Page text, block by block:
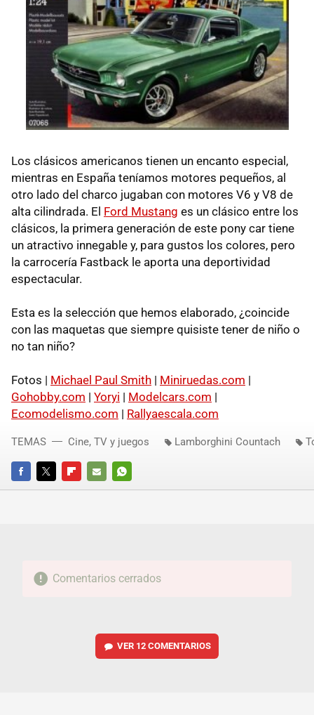
Los clásicos americanos tienen un encanto especial,
mientras en España teníamos motores pequeños, al
otro lado del charco jugaban con motores V6 y V8 de
alta cilindrada. El Ford Mustang es un clásico entre los
clásicos, la primera generación de este pony car tiene
un atractivo innegable y, para gustos los colores, pero
la carrocería Fastback le aporta una deportividad
espectacular.
Esta es la selección que hemos elaborado, ¿coincide
con las maquetas que siempre quisiste tener de niño o
no tan niño?
Fotos | Michael Paul Smith | Miniruedas.com |
Gohobby.com | Yoryi | Modelcars.com |
Ecomodelismo.com | Rallyaescala.com
FACEBOOKTWITTERFLIPBOARD
E-
WHATSAPP
TEMAS Cine, TV y juegos Lamborghini Countach
Comentarios cerrados
VER 12 COMENTARIOS